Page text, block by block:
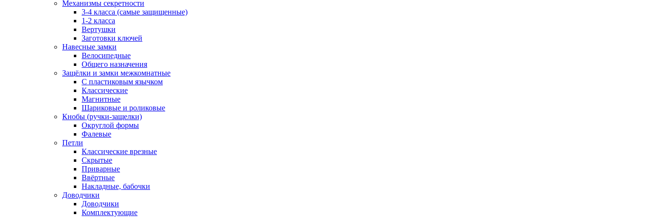
Механизмы секретности
3-4 класса (самые защищенные)
1-2 класса
Вертушки
Заготовки ключей
Навесные замки
Велосипедные
Общего назначения
Защёлки и замки межкомнатные
С пластиковым язычком
Классические
Магнитные
Шариковые и роликовые
Кнобы (ручки-защелки)
Округлой формы
Фалевые
Петли
Классические врезные
Скрытые
Приварные
Ввёртные
Накладные, бабочки
Доводчики
Доводчики
Комплектующие